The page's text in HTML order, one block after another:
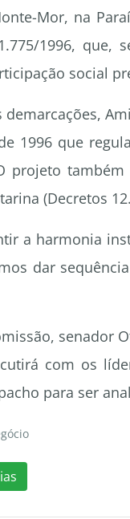
Mor, na
1996, que,
social
demarcações,
1996 que
projeto
(Decretos
a harmonia
dar
senador
com os
para ser